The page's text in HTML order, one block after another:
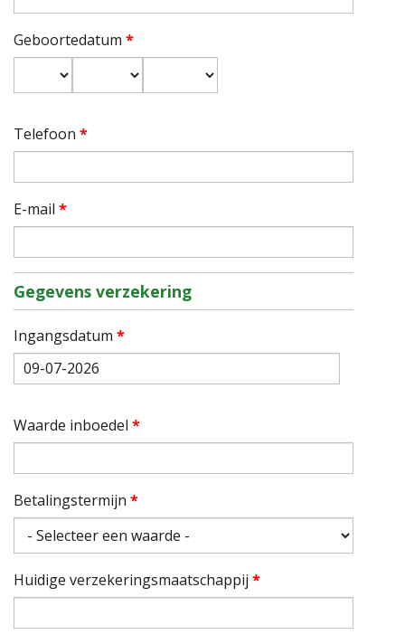
Geboortedatum *
Telefoon *
E-mail *
Gegevens verzekering
Ingangsdatum *
Datum
Waarde inboedel *
Betalingstermijn *
Huidige verzekeringsmaatschappij *